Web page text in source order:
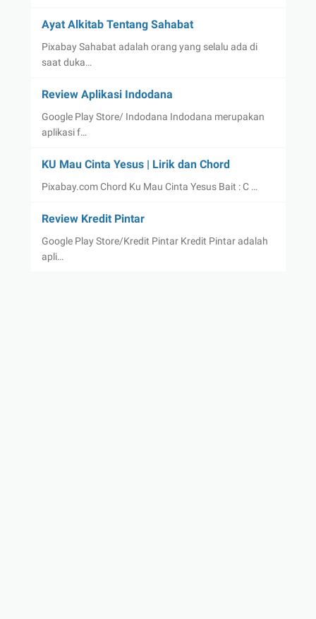
Ayat Alkitab Tentang Sahabat
Pixabay Sahabat adalah orang yang selalu ada di
saat duka…
Review Aplikasi Indodana
Google Play Store/ Indodana Indodana merupakan
aplikasi f…
KU Mau Cinta Yesus | Lirik dan Chord
Pixabay.com Chord Ku Mau Cinta Yesus Bait : C …
Review Kredit Pintar
Google Play Store/Kredit Pintar Kredit Pintar adalah
apli…